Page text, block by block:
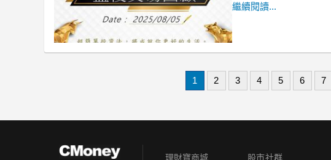
繼續閱讀...
1 2 3 4 5 6 7
理財寶商城 股市社群